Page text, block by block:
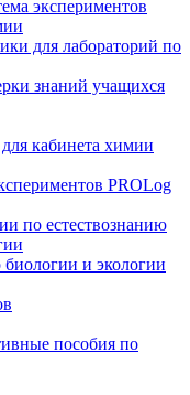
экспериментов
для лабораторий по
знаний учащихся
кабинета химии
PROLog
по естествознанию
и экологии
пособия по